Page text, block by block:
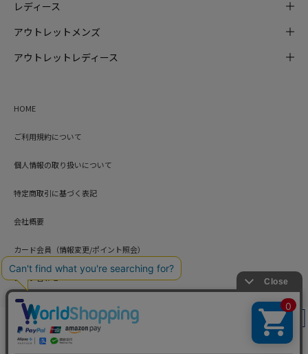
絞り込み
レディース
アウトレットメンズ
アウトレットレディース
HOME
ご利用規約について
個人情報の取り扱いについて
特定商取引に基づく表記
会社概要
カード会員（情報変更/ポイント照会）
お問い合わせ